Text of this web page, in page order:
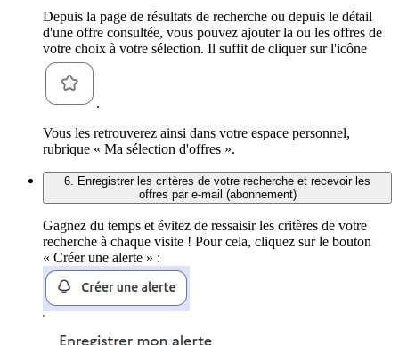
Depuis la page de résultats de recherche ou depuis le détail
d'une offre consultée, vous pouvez ajouter la ou les offres de
votre choix à votre sélection. Il suffit de cliquer sur l'icône
.
Vous les retrouverez ainsi dans votre espace personnel,
rubrique « Ma sélection d'offres ».
6. Enregistrer les critères de votre recherche et recevoir les
offres par e-mail (abonnement)
Gagnez du temps et évitez de ressaisir les critères de votre
recherche à chaque visite ! Pour cela, cliquez sur le bouton
« Créer une alerte » :